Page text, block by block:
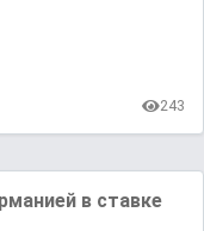
243
в ставке